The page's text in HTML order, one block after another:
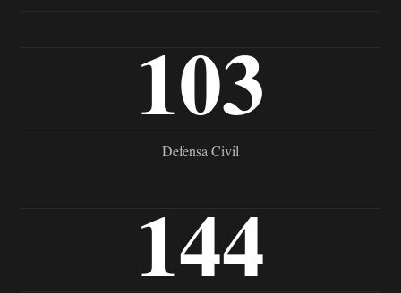
103
Defensa Civil
144